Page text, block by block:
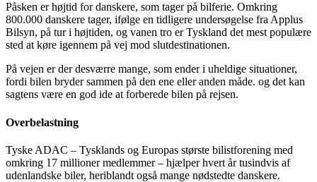
Påsken er højtid for danskere, som tager på bilferie. Omkring
800.000 danskere tager, ifølge en tidligere undersøgelse fra Applus
Bilsyn, på tur i højtiden, og vanen tro er Tyskland det mest populære
sted at køre igennem på vej mod slutdestinationen.
På vejen er der desværre mange, som ender i uheldige situationer,
fordi bilen bryder sammen på den ene eller anden måde. og det kan
sagtens være en god ide at forberede bilen på rejsen.
Overbelastning
Tyske ADAC – Tysklands og Europas største bilistforening med
omkring 17 millioner medlemmer – hjælper hvert år tusindvis af
udenlandske biler, heriblandt også mange nødstedte danskere.